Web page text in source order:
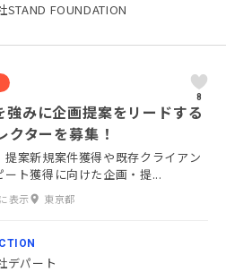
STAND FOUNDATION
8
強みに企画提案をリードする
クターを募集！
提案新規案件獲得や既存クライアン
ート獲得に向けた企画・提...
表示 東京都
デパート